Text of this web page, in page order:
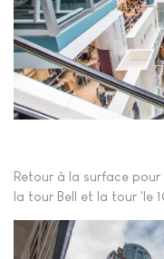
Retour à la surface
la tour Bell et la tour 'le